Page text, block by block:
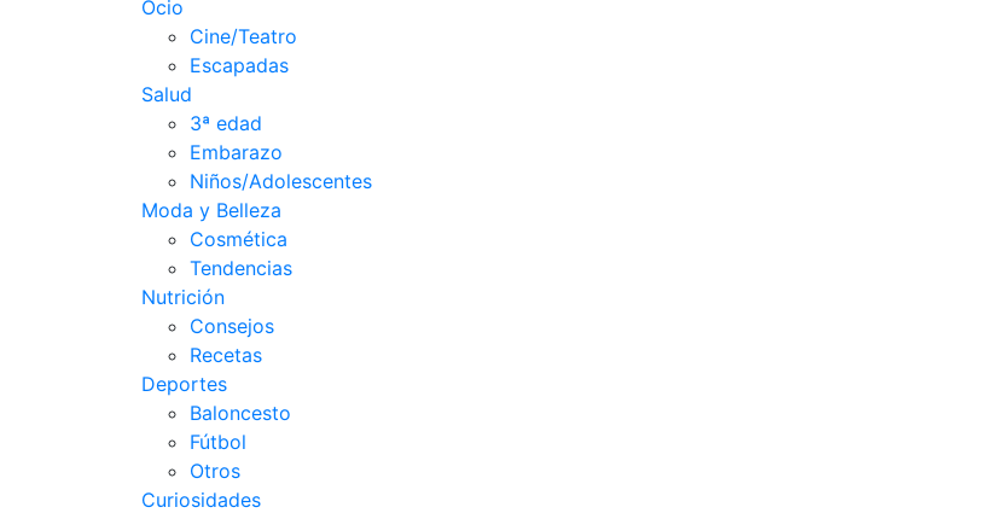
Ocio
Cine/Teatro
Escapadas
Salud
3ª edad
Embarazo
Niños/Adolescentes
Moda y Belleza
Cosmética
Tendencias
Nutrición
Consejos
Recetas
Deportes
Baloncesto
Fútbol
Otros
Curiosidades